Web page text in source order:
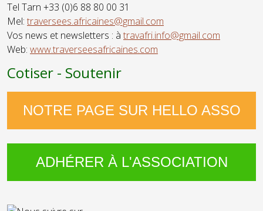
Tel Tarn +33 (0)6 88 80 00 31
Mel: traversees.africaines@gmail.com
Vos news et newsletters : à travafri.info@gmail.com
Web: www.traverseesafricaines.com
Cotiser - Soutenir
NOTRE PAGE SUR HELLO ASSO
ADHÉRER À L'ASSOCIATION